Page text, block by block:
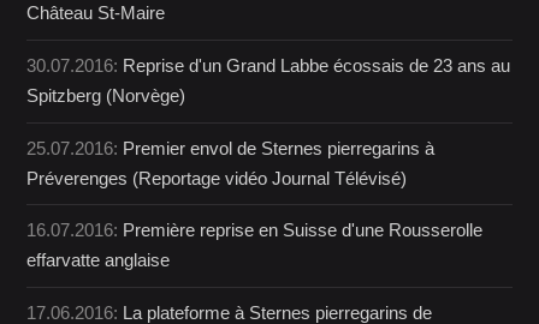
Château St-Maire
30.07.2016: Reprise d'un Grand Labbe écossais de 23 ans au
Spitzberg (Norvège)
25.07.2016: Premier envol de Sternes pierregarins à
Préverenges (Reportage vidéo Journal Télévisé)
16.07.2016: Première reprise en Suisse d'une Rousserolle
effarvatte anglaise
17.06.2016: La plateforme à Sternes pierregarins de